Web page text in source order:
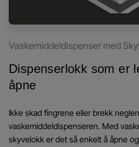
Vaskemiddeldispenser med
Dispenserlokk som er
åpne
Ikke skad fingrene eller brekk
vaskemiddeldispenseren. Med
skyvelokk er det så enkelt å åpne